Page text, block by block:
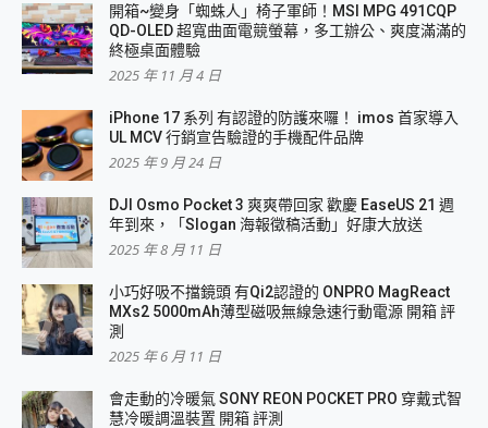
開箱~變身「蜘蛛人」椅子軍師！MSI MPG 491CQP
QD-OLED 超寬曲面電競螢幕，多工辦公、爽度滿滿的
終極桌面體驗
2025 年 11 月 4 日
iPhone 17 系列 有認證的防護來囉！ imos 首家導入
UL MCV 行銷宣告驗證的手機配件品牌
2025 年 9 月 24 日
DJI Osmo Pocket 3 爽爽帶回家 歡慶 EaseUS 21 週
年到來，「Slogan 海報徵稿活動」好康大放送
2025 年 8 月 11 日
小巧好吸不擋鏡頭 有Qi2認證的 ONPRO MagReact
MXs2 5000mAh薄型磁吸無線急速行動電源 開箱 評
測
2025 年 6 月 11 日
會走動的冷暖氣 SONY REON POCKET PRO 穿戴式智
慧冷暖調溫裝置 開箱 評測